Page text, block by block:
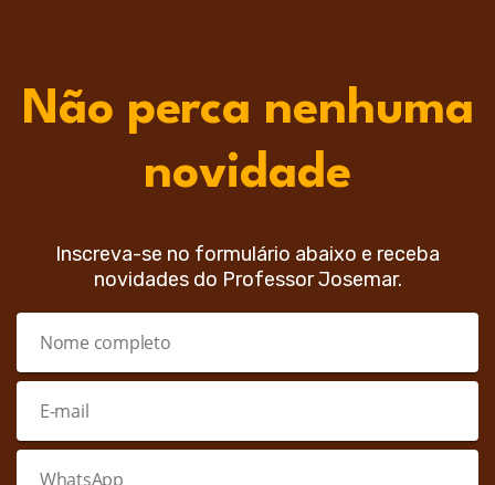
Não perca nenhuma
novidade
Inscreva-se no formulário abaixo e receba
novidades do Professor Josemar.